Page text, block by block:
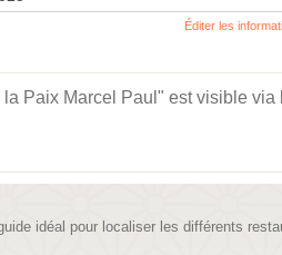
Éditer les
Paix Marcel Paul" est visible via
idéal pour localiser les différents